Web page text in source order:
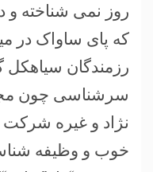
روز نمی شناخته و
که پای ساواک در
رزمندگان سیاهکل
سرشناسی چون
نژاد و غیره
خوب و وظیفه